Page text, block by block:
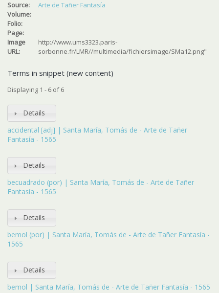
Source:
Arte de Tañer Fantasía
Volume:
Folio:
Page:
Image
URL:
http://www.ums3323.paris-
sorbonne.fr/LMR//multimedia/fichiersimage/SMa12.png"
Terms in snippet (new content)
Displaying 1 - 6 of 6
Details
accidental [adj] | Santa María, Tomás de - Arte de Tañer
Fantasía - 1565
Details
becuadrado (por) | Santa María, Tomás de - Arte de Tañer
Fantasía - 1565
Details
bemol (por) | Santa María, Tomás de - Arte de Tañer Fantasía -
1565
Details
bemol | Santa María, Tomás de - Arte de Tañer Fantasía - 1565